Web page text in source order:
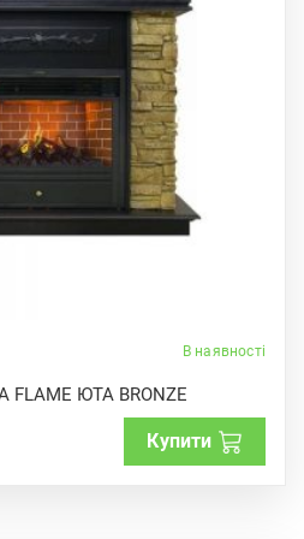
В наявності
FLAME ЮТА BRONZE
Купити